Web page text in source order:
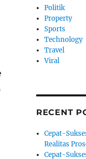
Politik
Property
Sports
Technology
Travel
Viral
RECENT
Cepat-
Realitas
Cepat-